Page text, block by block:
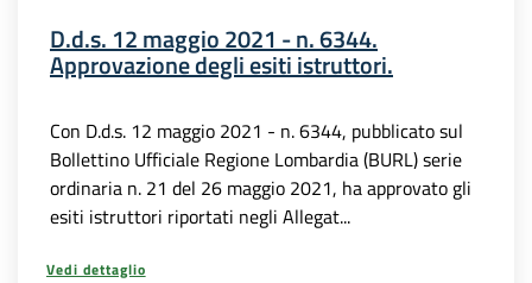
D.d.s. 12 maggio 2021 - n. 6344.
Approvazione degli esiti istruttori.
Con D.d.s. 12 maggio 2021 - n. 6344, pubblicato sul
Bollettino Ufficiale Regione Lombardia (BURL) serie
ordinaria n. 21 del 26 maggio 2021, ha approvato gli
esiti istruttori riportati negli Allegat...
Vedi dettaglio